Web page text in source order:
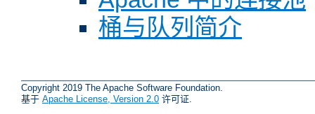
桶与队列简介
Copyright 2019 The Apache Software Foundation.
基于 Apache License, Version 2.0 许可证.